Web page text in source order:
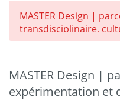
MASTER Design |
transdisciplinaire,
MASTER Design |
expérimentation et